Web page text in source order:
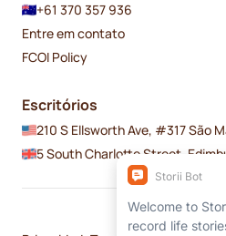
+61 370 357 936
Entre em contato
FCOI Policy
Escritórios
210 S Ellsworth Ave, #317 São
5 South Charlotte Street,